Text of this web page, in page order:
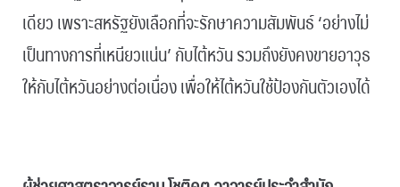
เดียว เพราะสหรัฐยังเลือกที่จะรักษาความสัมพันธ์ ‘อย่างไม่
เป็นทางการที่เหนียวแน่น’ กับไต้หวัน รวมถึงยังคงขายอาวุธ
ให้กับไต้หวันอย่างต่อเนื่อง เพื่อให้ไต้หวันใช้ป้องกันตัวเองได้